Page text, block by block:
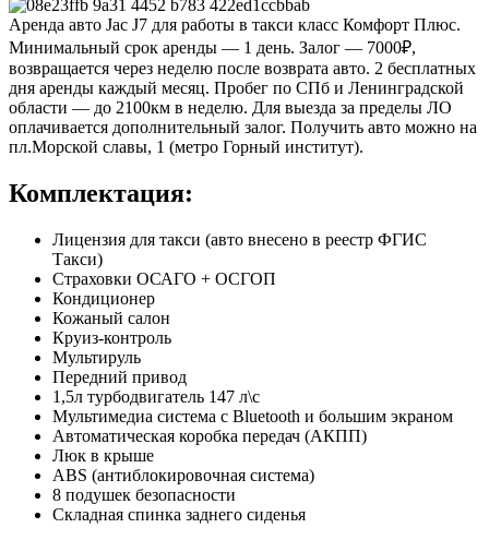
Аренда авто Jac J7 для работы в такси класс Комфорт Плюс.
Минимальный срок аренды — 1 день. Залог — 7000₽,
возвращается через неделю после возврата авто. 2 бесплатных
дня аренды каждый месяц. Пробег по СПб и Ленинградской
области — до 2100км в неделю. Для выезда за пределы ЛО
оплачивается дополнительный залог. Получить авто можно на
пл.Морской славы, 1 (метро Горный институт).
Комплектация:
Лицензия для такси (авто внесено в реестр ФГИС
Такси)
Страховки ОСАГО + ОСГОП
Кондиционер
Кожаный салон
Круиз-контроль
Мультируль
Передний привод
1,5л турбодвигатель 147 л\с
Мультимедиа система с Bluetooth и большим экраном
Автоматическая коробка передач (АКПП)
Люк в крыше
ABS (антиблокировочная система)
8 подушек безопасности
Складная спинка заднего сиденья